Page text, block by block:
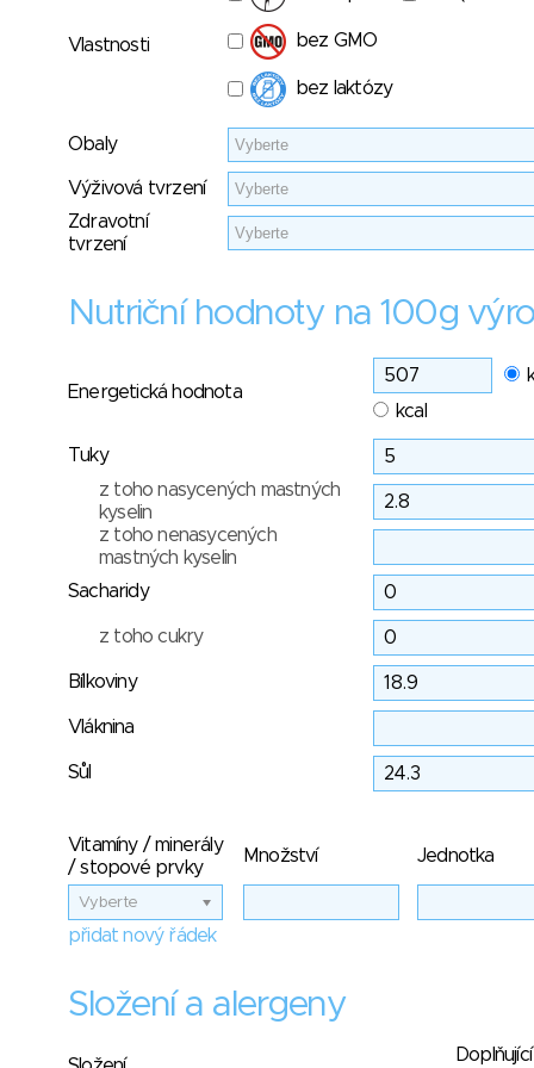
Vlastnosti bez GMO
bez laktózy
Obaly
Výživová tvrzení
Zdravotní
tvrzení
Nutriční hodnoty na 100g
Energetická hodnota
kcal
Tuky
z toho nasycených mastných
kyselin
z toho nenasycených
mastných kyselin
Sacharidy
z toho cukry
Bílkoviny
Vláknina
Sůl
Vitamíny / minerály
/ stopové prvky
Množství Jednotka
Vyberte
přidat nový řádek
Složení a alergeny
Doplňující